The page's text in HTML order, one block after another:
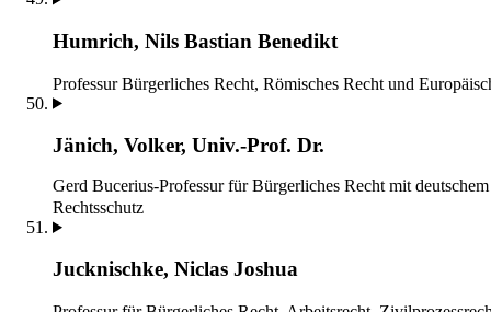
Humrich, Nils Bastian Benedikt
Professur Bürgerliches Recht, Römisches Recht und
Jänich, Volker, Univ.-Prof. Dr.
Gerd Bucerius-Professur für Bürgerliches Recht mit
Rechtsschutz
Jucknischke, Niclas Joshua